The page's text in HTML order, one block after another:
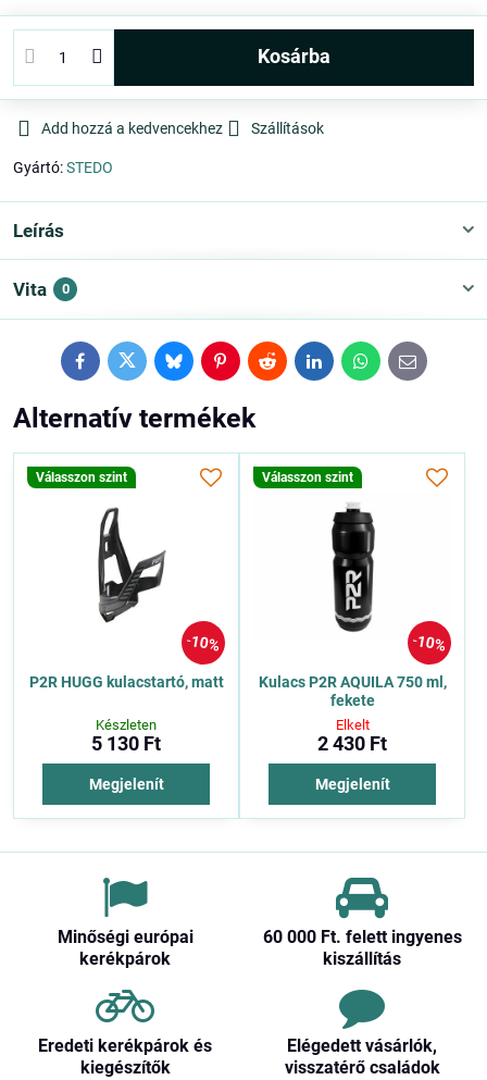
kosárba
Add hozzá a kedvencekhez Szállítások
Gyártó:STEDO
Leírás
Vita 0
FacebookTwitterBlueskyPinterestRedditLinkedInWhatsApp
E-
mail
Alternatív termékek
10%
Válasszon szint
P2R HUGG kulacstartó, matt
Készleten
5 130 Ft
Megjelenít
10%
Válasszon szint
Kulacs P2R AQUILA 750 ml,
fekete
Elkelt
2 430 Ft
Megjelenít
Minőségi európai
kerékpárok
60 000 Ft​. felett ingyenes
kiszállítás
Eredeti kerékpárok és
kiegészítők
Elégedett vásárlók,
visszatérő családok